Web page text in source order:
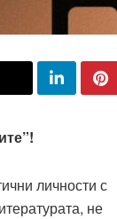
личности с
не